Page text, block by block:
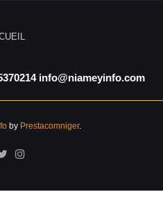
info@niameyinfo.com
by Prestacomniger.